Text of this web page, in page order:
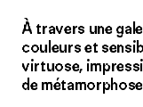
À travers une
couleurs et
virtuose,
de